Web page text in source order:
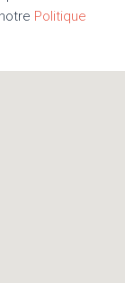
Politique